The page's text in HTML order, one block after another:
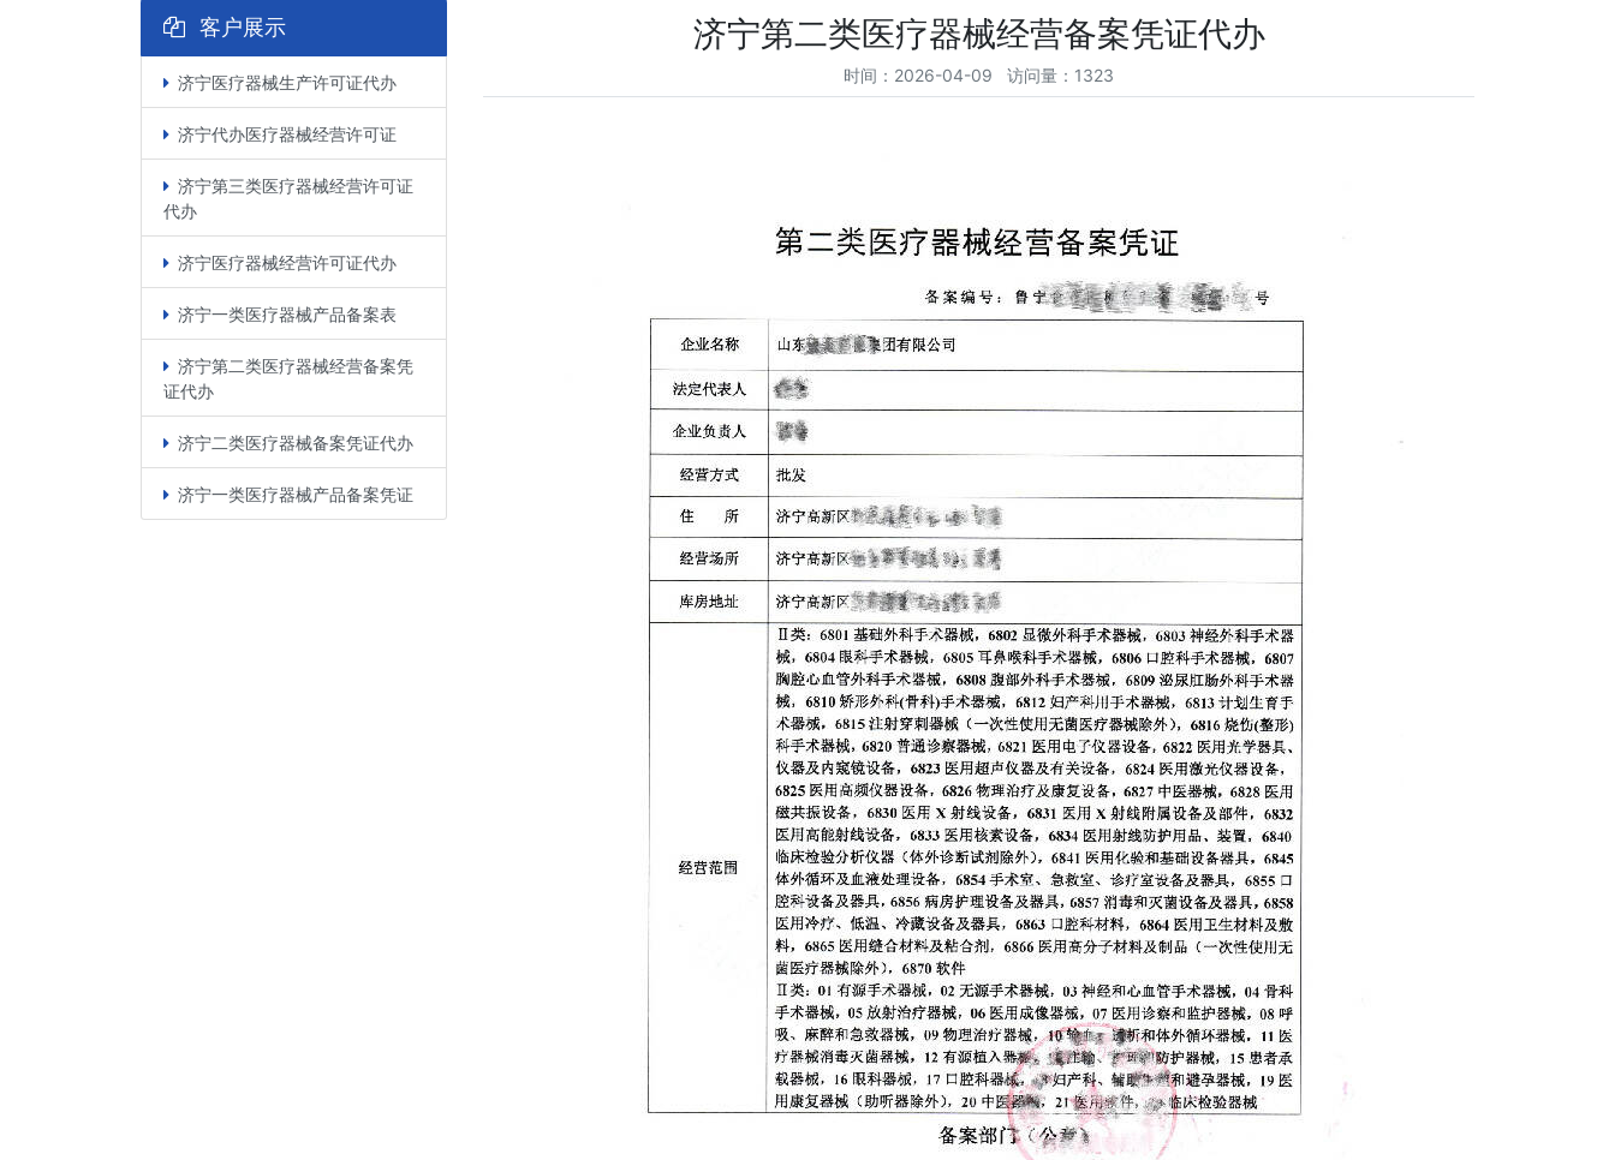
客户展示
济宁医疗器械生产许可证代办
济宁代办医疗器械经营许可证
济宁第三类医疗器械经营许可证
代办
济宁医疗器械经营许可证代办
济宁一类医疗器械产品备案表
济宁第二类医疗器械经营备案凭
证代办
济宁二类医疗器械备案凭证代办
济宁一类医疗器械产品备案凭证
济宁第二类医疗器械经营备案凭证代办
时间：2026-04-09 访问量：1323